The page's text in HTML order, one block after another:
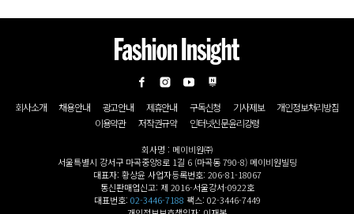
회사소개 채용안내 광고안내 제휴안내 구독신청 기사제보
개인정보처리방침
이용약관
저작권규약 인터넷신문윤리강령
회사명 : 메이비원㈜
서울특별시 강서구 마곡중앙8로 1길 6 (마곡동 790-8) 메이비원빌딩
대표자: 황상윤 사업자등록번호: 206-81-18067
통신판매업신고: 제 2016-서울강서-0922호
대표번호: 02-3446-7188 팩스: 02-3446-7449